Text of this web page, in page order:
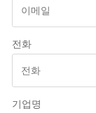
전화
기업명